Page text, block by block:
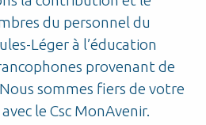
du personnel du
Léger à l’éducation
provenant de
sommes fiers de votre
le Csc MonAvenir.